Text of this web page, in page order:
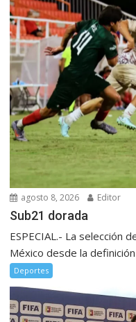
agosto 8, 2026 Editor
Sub21 dorada
ESPECIAL.- La selección
México desde la
Deportes